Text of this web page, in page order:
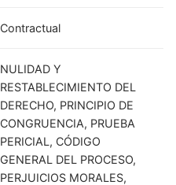
Contractual
NULIDAD Y
RESTABLECIMIENTO DEL
DERECHO, PRINCIPIO DE
CONGRUENCIA, PRUEBA
PERICIAL, CÓDIGO
GENERAL DEL PROCESO,
PERJUICIOS MORALES,